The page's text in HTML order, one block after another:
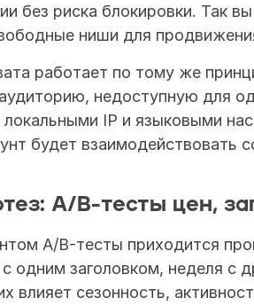
без риска блокировки. Так
ниши для
работает по тому же
недоступную для
IP и языковыми
будет взаимодействовать
A/B-тесты цен,
A/B-тесты приходится
одним заголовком, неделя с
влияет сезонность,